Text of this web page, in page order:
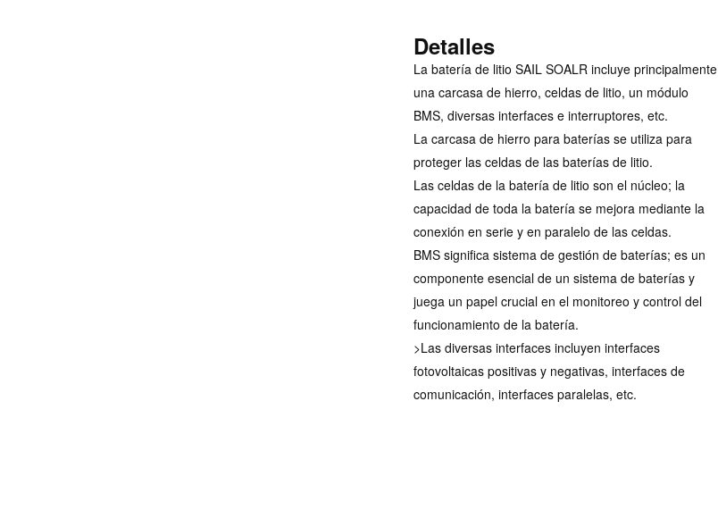
Detalles
La batería de litio SAIL SOALR incluye principalmente
una carcasa de hierro, celdas de litio, un módulo
BMS, diversas interfaces e interruptores, etc.
La carcasa de hierro para baterías se utiliza para
proteger las celdas de las baterías de litio.
Las celdas de la batería de litio son el núcleo; la
capacidad de toda la batería se mejora mediante la
conexión en serie y en paralelo de las celdas.
BMS significa sistema de gestión de baterías; es un
componente esencial de un sistema de baterías y
juega un papel crucial en el monitoreo y control del
funcionamiento de la batería.
>Las diversas interfaces incluyen interfaces
fotovoltaicas positivas y negativas, interfaces de
comunicación, interfaces paralelas, etc.